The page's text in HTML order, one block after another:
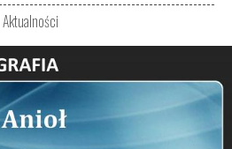
Aktualności